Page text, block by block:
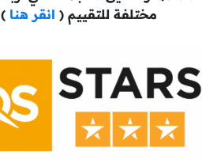
مختلفة للتقييم ( انقر هنا )